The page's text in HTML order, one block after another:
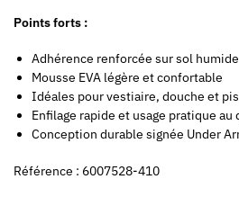
Points forts :
Adhérence renforcée sur sol humide
Mousse EVA légère et confortable
Idéales pour vestiaire, douche et
Enfilage rapide et usage pratique au
Conception durable signée Under
Référence : 6007528-410